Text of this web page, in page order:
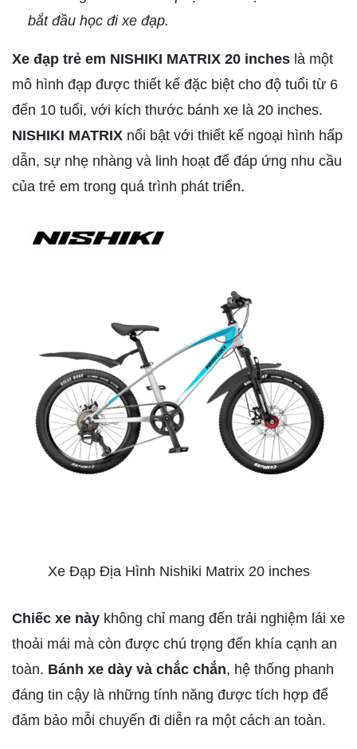
bắt đầu học đi xe đạp.
Xe đạp trẻ em NISHIKI MATRIX 20 inches là một
mô hình đạp được thiết kế đặc biệt cho độ tuổi từ 6
đến 10 tuổi, với kích thước bánh xe là 20 inches.
NISHIKI MATRIX nổi bật với thiết kế ngoại hình hấp
dẫn, sự nhẹ nhàng và linh hoạt để đáp ứng nhu cầu
của trẻ em trong quá trình phát triển.
Xe Đạp Địa Hình Nishiki Matrix 20 inches
Chiếc xe này không chỉ mang đến trải nghiệm lái xe
thoải mái mà còn được chú trọng đến khía cạnh an
toàn. Bánh xe dày và chắc chắn, hệ thống phanh
đáng tin cậy là những tính năng được tích hợp để
đảm bảo mỗi chuyến đi diễn ra một cách an toàn.